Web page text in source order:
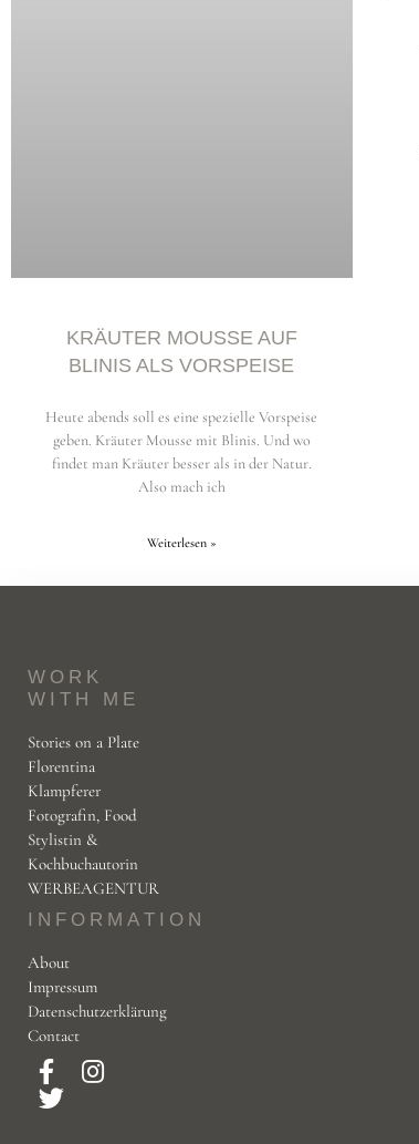
KRÄUTER MOUSSE AUF
BLINIS ALS VORSPEISE
Heute abends soll es eine spezielle Vorspeise
geben. Kräuter Mousse mit Blinis. Und wo
findet man Kräuter besser als in der Natur.
Also mach ich
Weiterlesen »
WORK
WITH ME
Stories on a Plate
Florentina
Klampferer
Fotografin, Food
Stylistin &
Kochbuchautorin
WERBEAGENTUR
INFORMATION
About
Impressum
Datenschutzerklärung
Contact